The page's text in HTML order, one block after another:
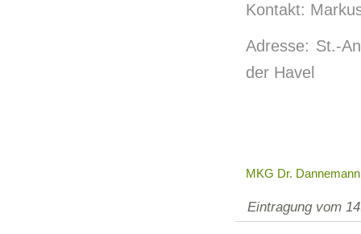
Kontakt:
Adresse: St.-
der Havel
MKG Dr.
Eintragung vom